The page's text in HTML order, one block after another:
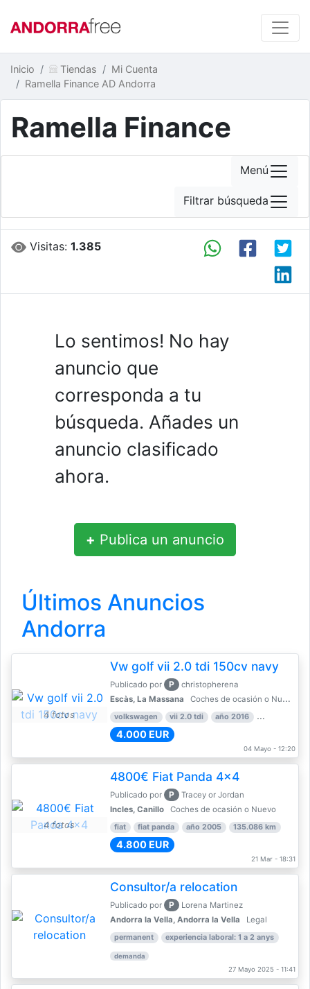
Inicio Tiendas
Mi Cuenta
Ramella Finance AD Andorra
Ramella Finance
Visitas:1.385
Lo sentimos! No hay
anuncio que
corresponda a tu
búsqueda. Añades un
anuncio clasificado
ahora.
+ Publica un anuncio
Últimos Anuncios
Andorra
4 fotos
Vw golf vii 2.0 tdi 150cv navy
Publicado por P
christopherena
Escàs, La Massana
Coches de ocasión o Nuevo
volkswagen vii 2.0 tdi año 2016 80.000 km
4.000 EUR
04 Mayo - 12:20
4 fotos
4800€ Fiat Panda 4x4
Publicado por P
Tracey or Jordan
Incles, Canillo
Coches de ocasión o Nuevo
fiat fiat panda año 2005 135.086 km
4.800 EUR
21 Mar - 18:31
Consultor/a relocation
Publicado por P
Lorena Martinez
Andorra la Vella, Andorra la Vella
Legal
permanent experiencia laboral: 1 a 2 anys
demanda
27 Mayo 2025 - 11:41
Menú
Filtrar búsqueda